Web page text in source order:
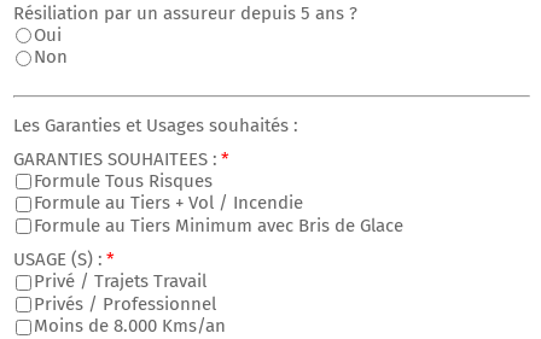
Résiliation par un assureur depuis 5 ans ?
Oui
Non
Les Garanties et Usages souhaités :
GARANTIES SOUHAITEES : *
Formule Tous Risques
Formule au Tiers + Vol / Incendie
Formule au Tiers Minimum avec Bris de Glace
USAGE (S) : *
Privé / Trajets Travail
Privés / Professionnel
Moins de 8.000 Kms/an